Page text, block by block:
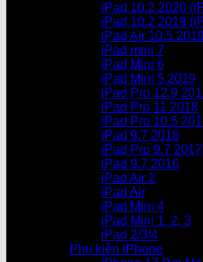
iPad 10.2 2020
iPad 10.2 2019
iPad Air 10.5
iPad mini 7
iPad Mini 6
iPad Mini 5 2019
iPad Pro 12.9
iPad Pro 11 2018
iPad Pro 10.5
iPad 9.7 2018
iPad Pro 9.7 2017
iPad 9.7 2016
iPad Air 2
iPad Air
iPad Mini 4
iPad Mini 1, 2, 3
iPad 2/3/4
Phụ kiện iPhone